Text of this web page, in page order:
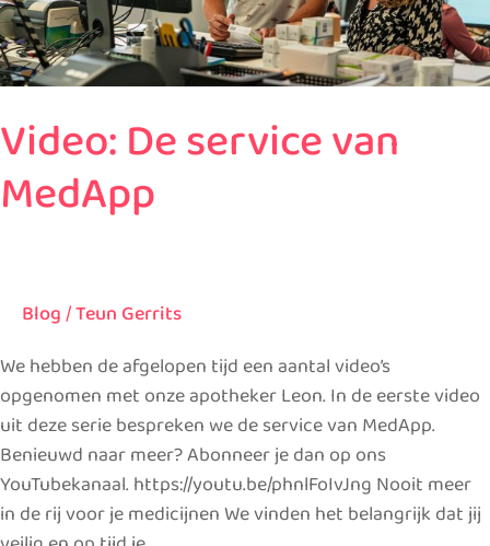
Video: De service van
MedApp
Blog/Teun Gerrits
We hebben de afgelopen tijd een aantal video’s
opgenomen met onze apotheker Leon. In de eerste video
uit deze serie bespreken we de service van MedApp.
Benieuwd naar meer? Abonneer je dan op ons
YouTubekanaal. https://youtu.be/phnlFoIvJng Nooit meer
in de rij voor je medicijnen We vinden het belangrijk dat jij